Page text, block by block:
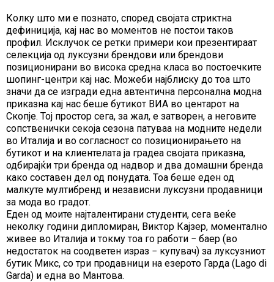
Колку што ми е познато, според својата стриктна
дефиниција, кај нас во моментов не постои таков
профил. Исклучок се ретки примери кои презентираат
селекција од луксузни брендови или брендови
позиционирани во висока средна класа во постоечките
шопинг-центри кај нас. Можеби најблиску до тоа што
значи да се изгради една автентична персонална модна
приказна кај нас беше бутикот ВИА во центарот на
Скопје. Тој простор сега, за жал, е затворен, а неговите
сопственички секоја сезона патуваа на модните недели
во Италија и во согласност со позиционирањето на
бутикот и на клиентелата ја градеа својата приказна,
одбирајќи три бренда од надвор и два домашни бренда
како составен дел од понудата. Тоа беше еден од
малкуте мултибренд и независни луксузни продавници
за мода во градот.
Еден од моите најталентирани студенти, сега веќе
неколку години дипломиран, Виктор Кајзер, моментално
живее во Италија и токму тоа го работи − баер (во
недостаток на соодветен израз − купувач) за луксузниот
бутик Микс, со три продавници на езерото Гарда (Lago di
Garda) и една во Мантова.